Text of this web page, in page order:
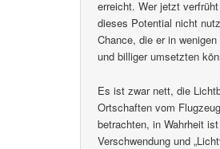
erreicht. Wer jetzt
dieses Potential nicht
Chance, die er in
und billiger umsetzten
Es ist zwar nett, die
Ortschaften vom
betrachten, in Wahrheit
Verschwendung und